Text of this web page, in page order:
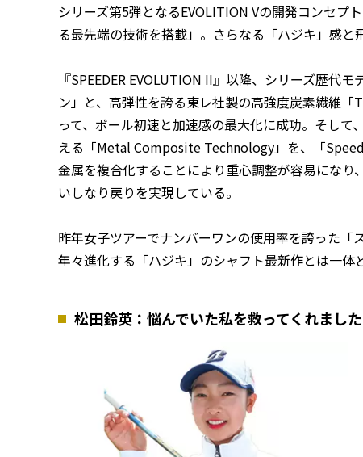
シリーズ第5弾となるEVOLITION Vの開発コンセプ
る最先端の技術を搭載」。さらなる「ハジキ」感と
『SPEEDER EVOLUTION II』以降、シリーズ歴代
ン」と、高弾性を誇る東レ社製の高強度炭素繊維
って、ボール初速と加速感の最大化に成功。そし
える「Metal Composite Technology」を、「
金属を複合化することにより重心調整が容易にな
いしなり戻りを実現している。
昨年女子ツアーでナンバーワンの使用率を誇った「
年々進化する「ハジキ」のシャフト最新作とは一
松田鈴英：悩んでいた私を救ってくれまし